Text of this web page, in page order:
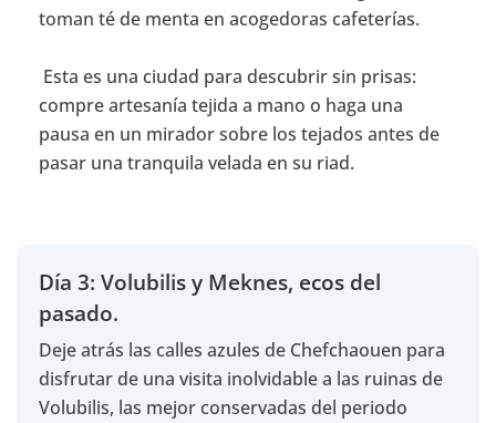
toman té de menta en acogedoras cafeterías.
Esta es una ciudad para descubrir sin prisas:
compre artesanía tejida a mano o haga una
pausa en un mirador sobre los tejados antes de
pasar una tranquila velada en su riad.
Día 3: Volubilis y Meknes, ecos del
pasado.
Deje atrás las calles azules de Chefchaouen para
disfrutar de una visita inolvidable a las ruinas de
Volubilis, las mejor conservadas del periodo